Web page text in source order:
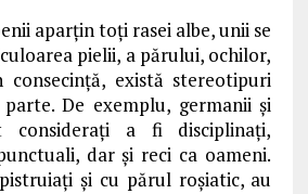
aparțin toți rasei albe, unii se
pielii, a părului, ochilor,
există stereotipuri
De exemplu, germanii și
considerați a fi disciplinați,
dar și reci ca oameni.
și cu părul roșiatic, au